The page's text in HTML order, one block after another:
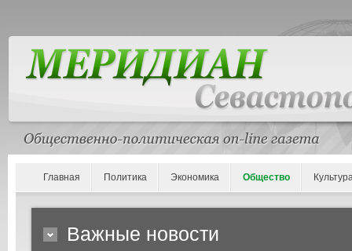
Главная Политика Экономика Общество
Важные новости